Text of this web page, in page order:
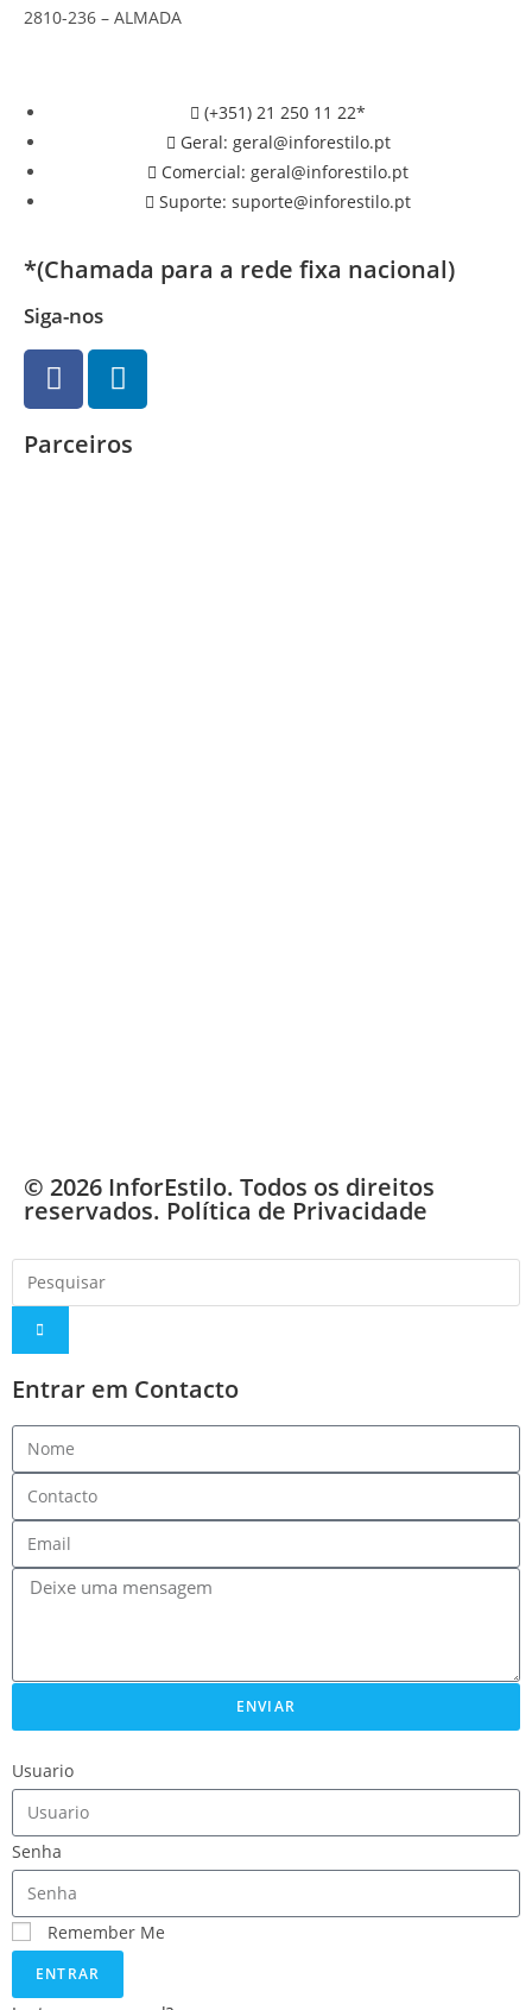
2810-236 – ALMADA
(+351) 21 250 11 22*
Geral: geral@inforestilo.pt
Comercial: geral@inforestilo.pt
Suporte: suporte@inforestilo.pt
*(Chamada para a rede fixa nacional)
Siga-nos
Parceiros
© 2026 InforEstilo. Todos os direitos
reservados. Política de Privacidade
Entrar em Contacto
ENVIAR
Usuario
Senha
Remember Me
ENTRAR